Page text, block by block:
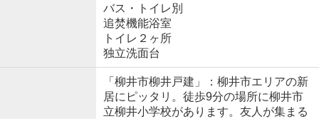
バス・トイレ別
追焚機能浴室
トイレ２ヶ所
独立洗面台
「柳井市柳井戸建」：柳井市エリアの新
居にピッタリ。徒歩9分の場所に柳井市
立柳井小学校があります。友人が集まる